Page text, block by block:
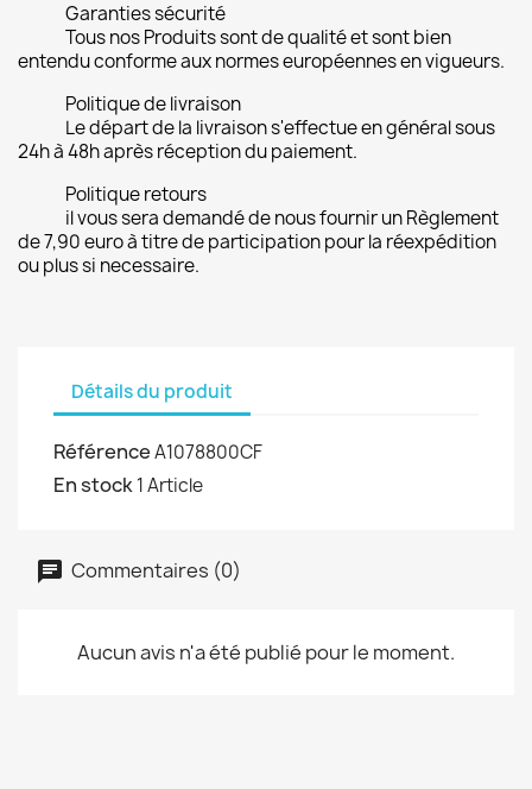
Garanties sécurité
Tous nos Produits sont de qualité et sont bien
entendu conforme aux normes européennes en vigueurs.
Politique de livraison
Le départ de la livraison s'effectue en général sous
24h à 48h après réception du paiement.
Politique retours
il vous sera demandé de nous fournir un Règlement
de 7,90 euro à titre de participation pour la réexpédition
ou plus si necessaire.
Détails du produit
RéférenceA1078800CF
En stock1 Article
Commentaires (0)
Aucun avis n'a été publié pour le moment.